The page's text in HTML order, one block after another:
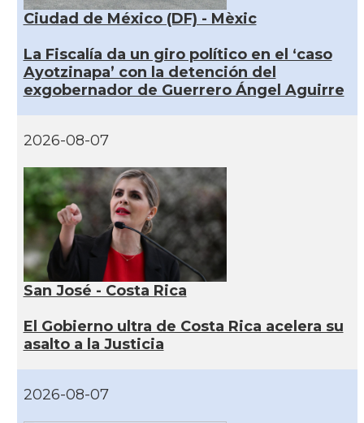
Ciudad de México (DF) - Mèxic
La Fiscalía da un giro político en el ‘caso
Ayotzinapa’ con la detención del
exgobernador de Guerrero Ángel Aguirre
2026-08-07
San José - Costa Rica
El Gobierno ultra de Costa Rica acelera su
asalto a la Justicia
2026-08-07